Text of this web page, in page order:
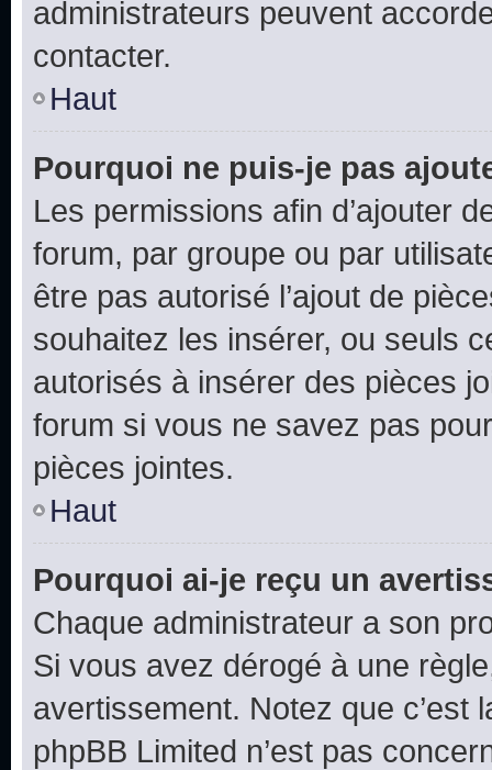
administrateurs peuvent
contacter.
Haut
Pourquoi ne puis-je pas
Les permissions afin d’ajouter
forum, par groupe ou par
être pas autorisé l’ajout de
souhaitez les insérer, ou seuls
autorisés à insérer des pièces
forum si vous ne savez pas
pièces jointes.
Haut
Pourquoi ai-je reçu un
Chaque administrateur a son
Si vous avez dérogé à une
avertissement. Notez que c’est
phpBB Limited n’est pas